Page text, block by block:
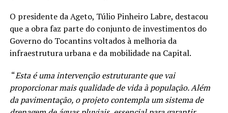
O presidente da Ageto, Túlio Pinheiro Labre, destacou
que a obra faz parte do conjunto de investimentos do
Governo do Tocantins voltados à melhoria da
infraestrutura urbana e da mobilidade na Capital.
“Esta é uma intervenção estruturante que vai
proporcionar mais qualidade de vida à população. Além
da pavimentação, o projeto contempla um sistema de